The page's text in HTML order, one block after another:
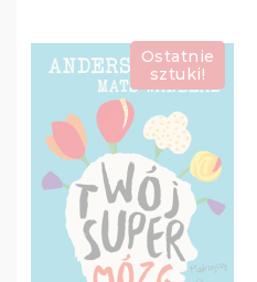
Ostatnie
sztuki!